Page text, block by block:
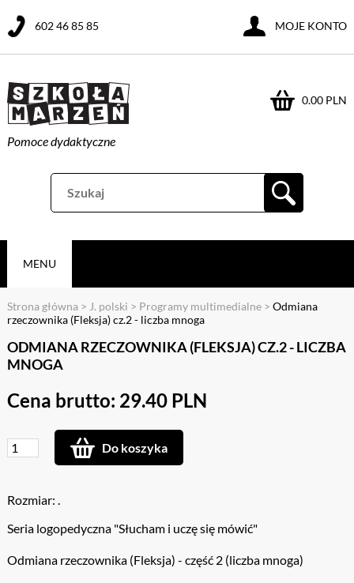
Pomoce dydaktyczne
0.00 PLN
602 46 85 85 MOJE KONTO
MENU
Strona główna > J. polski > Programy multimedialne> Odmiana
rzeczownika (Fleksja) cz.2 - liczba mnoga
ODMIANA RZECZOWNIKA (FLEKSJA) CZ.2 - LICZBA
MNOGA
Cena brutto: 29.40 PLN
Do koszyka
Rozmiar: .
Seria logopedyczna "Słucham i uczę się mówić"
Odmiana rzeczownika (Fleksja) - część 2 (liczba mnoga)